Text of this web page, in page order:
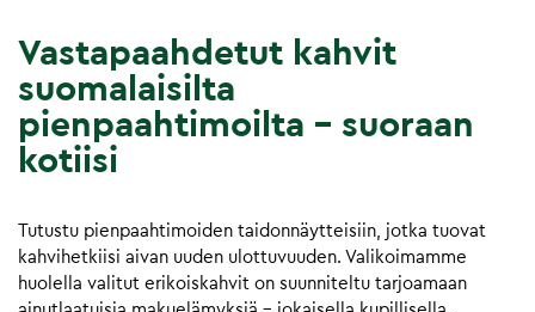
Vastapaahdetut kahvit
suomalaisilta
pienpaahtimoilta – suoraan
kotiisi
Tutustu pienpaahtimoiden taidonnäytteisiin, jotka tuovat
kahvihetkiisi aivan uuden ulottuvuuden. Valikoimamme
huolella valitut erikoiskahvit on suunniteltu tarjoamaan